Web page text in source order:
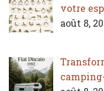
votre
août 8,